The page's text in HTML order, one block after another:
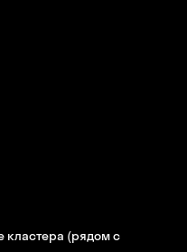
кластера (рядом с